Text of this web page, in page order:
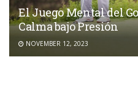
El Juego Mental del
Calma bajo Presión
NOVEMBER 12, 2023